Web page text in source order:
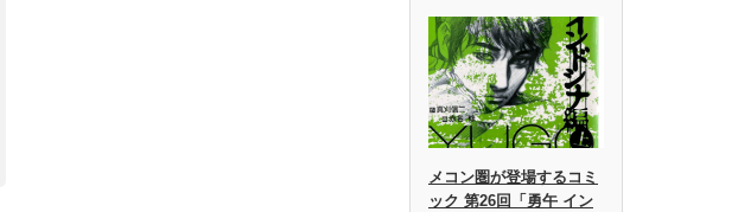
メコン圏が登場するコミ
ック 第26回「勇午 イン